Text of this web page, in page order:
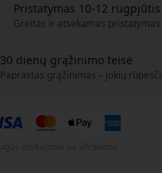
Pristatymas 10-12 rugpjūtis
Greitas ir atsekamas pristatymas
30 dienų grąžinimo teisė
Paprastas grąžinimas – jokių